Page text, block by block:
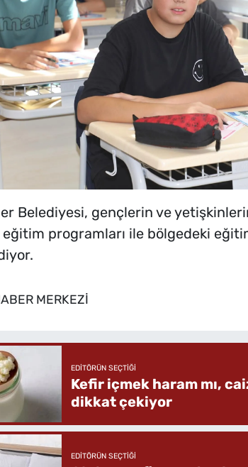
Belediyesi, gençlerin ve
eğitim programları ile bölgedeki
MERKEZİ
EDITÖRÜN SEÇTIĞI
Kefir içmek haram mı,
dikkat çekiyor
EDITÖRÜN SEÇTIĞI